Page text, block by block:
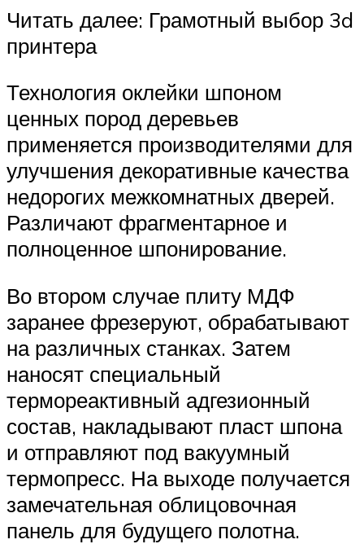
Читать далее: Грамотный выбор 3d
принтера
Технология оклейки шпоном
ценных пород деревьев
применяется производителями для
улучшения декоративные качества
недорогих межкомнатных дверей.
Различают фрагментарное и
полноценное шпонирование.
Во втором случае плиту МДФ
заранее фрезеруют, обрабатывают
на различных станках. Затем
наносят специальный
термореактивный адгезионный
состав, накладывают пласт шпона
и отправляют под вакуумный
термопресс. На выходе получается
замечательная облицовочная
панель для будущего полотна.